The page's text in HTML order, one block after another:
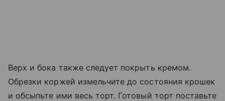
Верх и бока также следует покрыть кремом.
Обрезки коржей измельчите до состояния крошек
и обсыпьте ими весь торт. Готовый торт поставьте